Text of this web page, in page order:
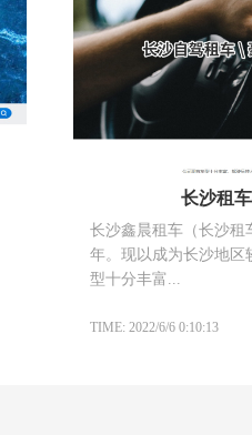
长沙租
长沙鑫晨租车（长沙租
年。现以成为长沙地区
型十分丰富...
TIME: 2022/6/6 0:10:13